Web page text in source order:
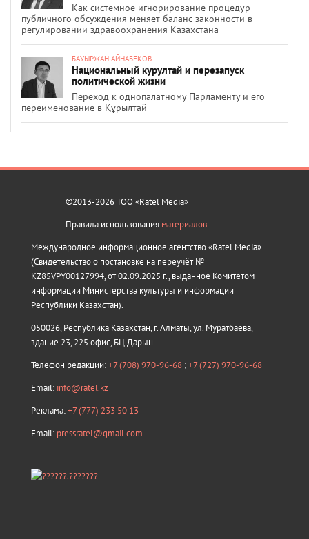
Как системное игнорирование процедур
публичного обсуждения меняет баланс законности в
регулировании здравоохранения Казахстана
БАУЫРЖАН АЙНАБЕКОВ
Национальный курултай и перезапуск
политической жизни
Переход к однопалатному Парламенту и его
переименование в Құрылтай
©2013-2026 ТОО «Ratel Media»
Правила использования материалов
Международное информационное агентство «Ratel Media»
(Свидетельство о постановке на переучёт №
KZ85VPY00127994, от 02.09.2025 г., выданное Комитетом
информации Министерства культуры и информации
Республики Казахстан).
050026, Республика Казахстан, г. Алматы, ул. Муратбаева,
здание 23, 225 офис, БЦ Дарын
Телефон редакции:+7 (708) 970-96-68 ;+7 (727) 970-96-68
Email: info@ratel.kz
Реклама:+7 (777) 233 50 13
Email: pressratel@gmail.com